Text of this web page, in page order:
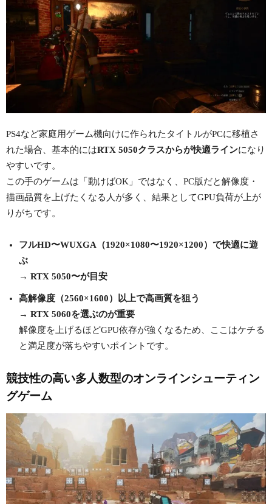
PS4など家庭用ゲーム機向けに作られたタイトルがPCに移植さ
れた場合、基本的にはRTX 5050クラスからが快適ラインになり
やすいです。
この手のゲームは「動けばOK」ではなく、PC版だと解像度・
描画品質を上げたくなる人が多く、結果としてGPU負荷が上が
りがちです。
フルHD〜WUXGA（1920×1080〜1920×1200）で快適に遊
ぶ
→ RTX 5050〜が目安
高解像度（2560×1600）以上で高画質を狙う
→ RTX 5060を選ぶのが重要
解像度を上げるほどGPU依存が強くなるため、ここはケチる
と満足度が落ちやすいポイントです。
競技性の高い多人数型のオンラインシューティン
グゲーム